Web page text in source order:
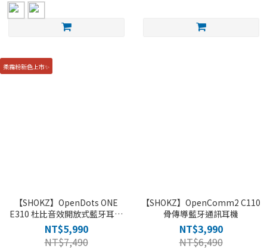
柔霧粉新色上市✨
【SHOKZ】OpenDots ONE
E310 杜比音效開放式藍牙耳機
(四色)
NT$5,990
NT$7,490
【SHOKZ】OpenComm2 C110
骨傳導藍牙通訊耳機
NT$3,990
NT$6,490